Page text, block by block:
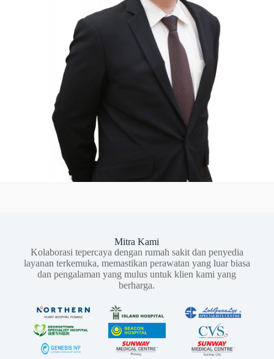
Mitra Kami
Kolaborasi tepercaya dengan rumah sakit dan penyedia
layanan terkemuka, memastikan perawatan yang luar biasa
dan pengalaman yang mulus untuk klien kami yang
berharga.